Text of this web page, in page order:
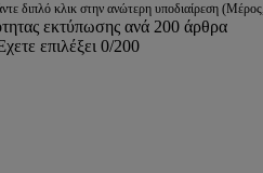
διπλό κλικ στην ανώτερη υποδιαίρεση
εκτύπωσης ανά 200 άρθρα
επιλέξει 0/200